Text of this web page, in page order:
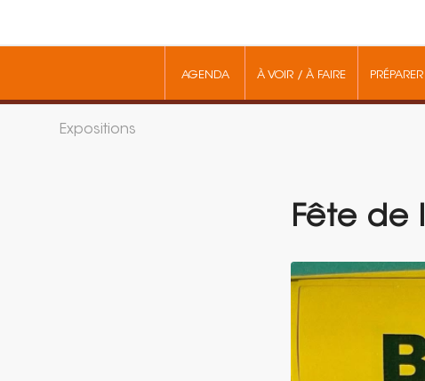
AGENDA À VOIR / À FAIRE
Expositions
Fête de